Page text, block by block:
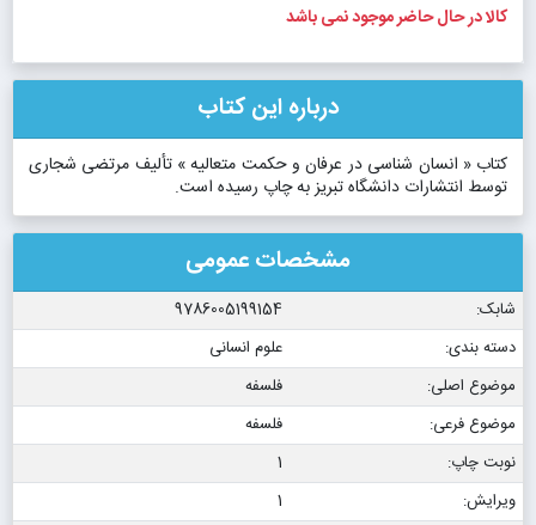
کالا در حال حاضر موجود نمی باشد
درباره این کتاب
کتاب « انسان شناسی در عرفان و حکمت متعالیه » تألیف مرتضی شجاری
توسط انتشارات دانشگاه تبریز به چاپ رسیده است.
مشخصات عمومی
شابک:
9786005199154
دسته بندی:
علوم انسانی
موضوع اصلی:
فلسفه
موضوع فرعی:
فلسفه
نوبت چاپ:
1
ویرایش:
1